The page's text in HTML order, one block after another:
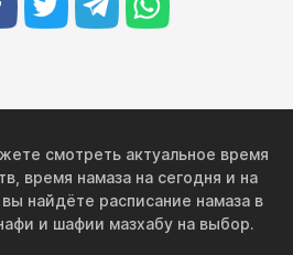
смотреть актуальное время
время намаза на сегодня и на
найдёте расписание намаза в
и шафии мазхабу на выбор.